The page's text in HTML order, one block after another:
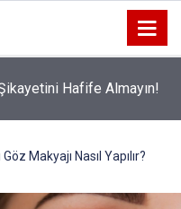
Hafife Almayın!
Makyajı Nasıl Yapılır?